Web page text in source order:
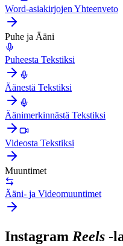
Word-asiakirjojen Yhteenveto
Puhe ja Ääni
Puheesta Tekstiksi
Äänestä Tekstiksi
Äänimerkinnästä Tekstiksi
Videosta Tekstiksi
Muuntimet
Ääni- ja Videomuuntimet
Instagram Reels -